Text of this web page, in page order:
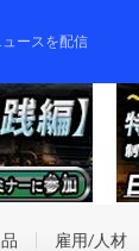
ースを配信
雇用/人材